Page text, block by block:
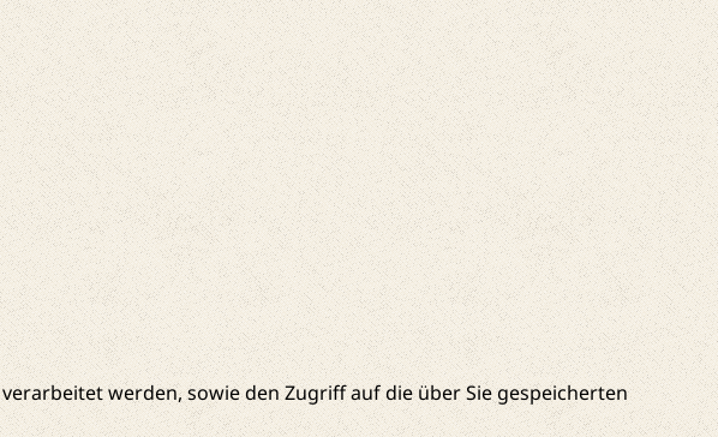
werden, sowie den Zugriff auf die über Sie gespeicherten